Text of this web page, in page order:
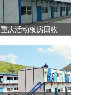
重庆活动板房回收